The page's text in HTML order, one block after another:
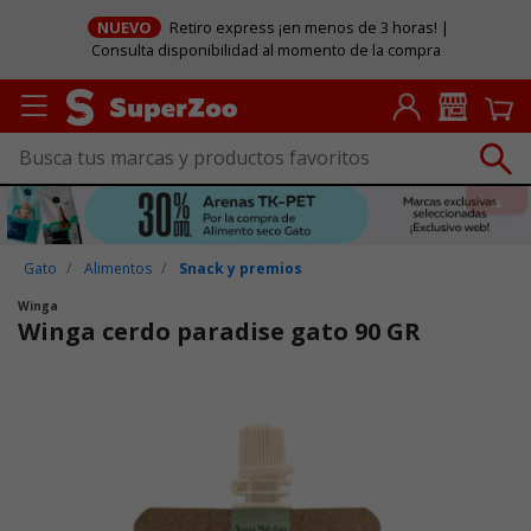
NUEVO
Retiro express ¡en menos de 3 horas! |
Consulta disponibilidad al momento de la compra
Gato Alimentos Snack y premios
Winga
Winga cerdo paradise gato 90 GR